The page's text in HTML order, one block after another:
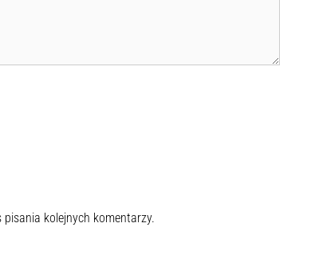
kolejnych komentarzy.